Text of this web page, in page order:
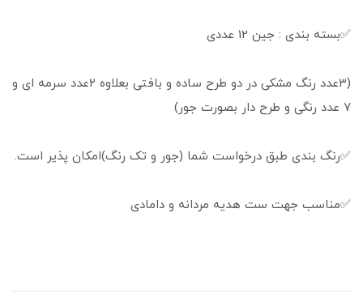
✅بسته بندی : جین 12 عددی
(۳عدد رنگ مشکی در دو طرح ساده و بافتی بعلاوه ۲عدد سرمه ای و
۷ عدد رنگی و طرح دار بصورت جور)
✅رنگ بندی طبق درخواست شما (جور و تک رنگ)امکان پذیر است.
✅مناسب جهت ست هدیه مردانه و دامادی